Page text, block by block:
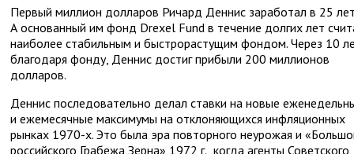
Первый миллион долларов Ричард Деннис заработал в 25
А основанный им фонд Drexel Fund в течение долгих лет
наиболее стабильным и быстрорастущим фондом. Через 10
благодаря фонду, Деннис достиг прибыли 200 миллионов
долларов.
Деннис последовательно делал ставки на новые
и ежемесячные максимумы на отклоняющихся инфляционных
рынках 1970-х. Это была эра повторного неурожая и
российского Грабежа Зерна» 1972 г., когда агенты Советского